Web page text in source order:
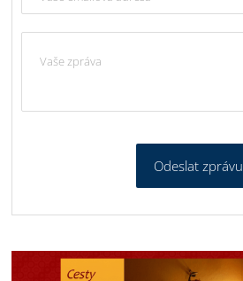
Odeslat zprávu